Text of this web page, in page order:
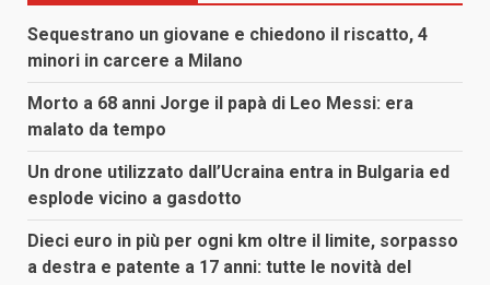
Sequestrano un giovane e chiedono il riscatto, 4
minori in carcere a Milano
Morto a 68 anni Jorge il papà di Leo Messi: era
malato da tempo
Un drone utilizzato dall’Ucraina entra in Bulgaria ed
esplode vicino a gasdotto
Dieci euro in più per ogni km oltre il limite, sorpasso
a destra e patente a 17 anni: tutte le novità del